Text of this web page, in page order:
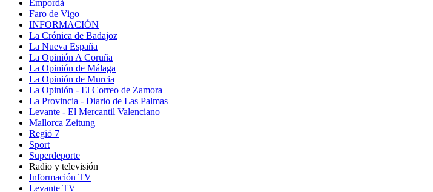
Empordà
Faro de Vigo
INFORMACIÓN
La Crónica de Badajoz
La Nueva España
La Opinión A Coruña
La Opinión de Málaga
La Opinión de Murcia
La Opinión - El Correo de Zamora
La Provincia - Diario de Las Palmas
Levante - El Mercantil Valenciano
Mallorca Zeitung
Regió 7
Sport
Superdeporte
Radio y televisión
Información TV
Levante TV